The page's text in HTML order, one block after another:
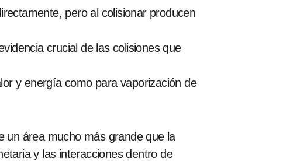
pero al colisionar producen
crucial de las colisiones que
y energía como para vaporización de
un área mucho más grande que la
y las interacciones dentro de